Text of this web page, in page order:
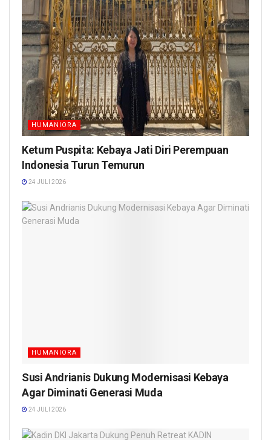
HUMANIORA
Ketum Puspita: Kebaya Jati Diri Perempuan
Indonesia Turun Temurun
24 JULI 2026
HUMANIORA
Susi Andrianis Dukung Modernisasi Kebaya
Agar Diminati Generasi Muda
24 JULI 2026